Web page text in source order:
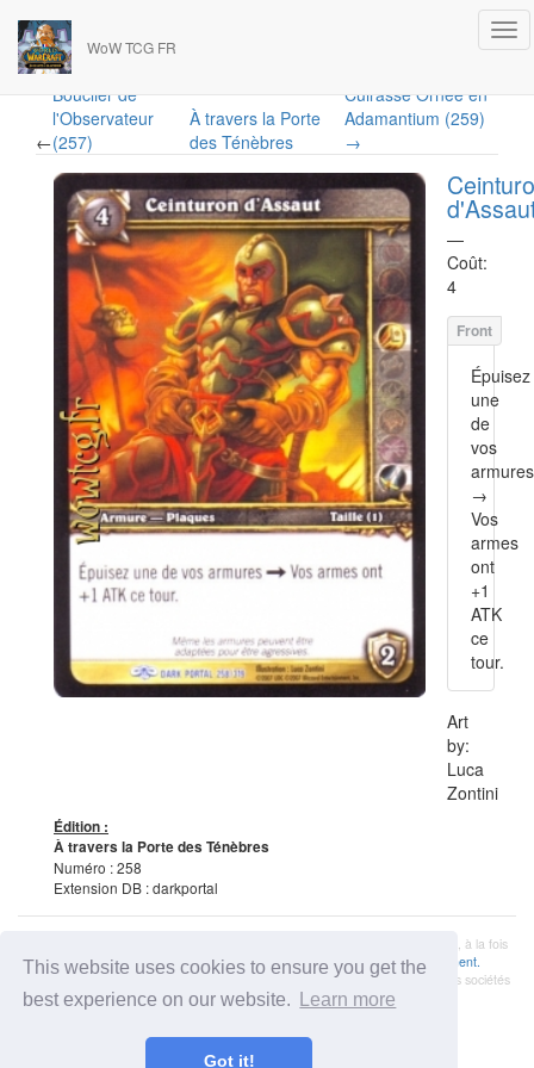
This website uses cookies to ensure you get the
best experience on our website.
Learn more
Got it!
WoW TCG FR
←
Bouclier de
l'Observateur
(257)
À travers la Porte
des Ténèbres
Cuirasse Ornée en
Adamantium (259)
→
—
Coût:
4
Épuisez
une
de
vos
armures
→
Vos
armes
ont
+1
ATK
ce
tour.
Art
by:
Luca
Zontini
Édition :
À travers la Porte des Ténèbres
Numéro : 258
Extension DB : darkportal
,, à la fois
littérale et graphique, sont la propriété deCryptozoicet deBlizzard Entertainment.
Ce site Web n'est pas produit, endossé, soutenu ou affilié à l'une ou l'autre des sociétés
susmentionnées.